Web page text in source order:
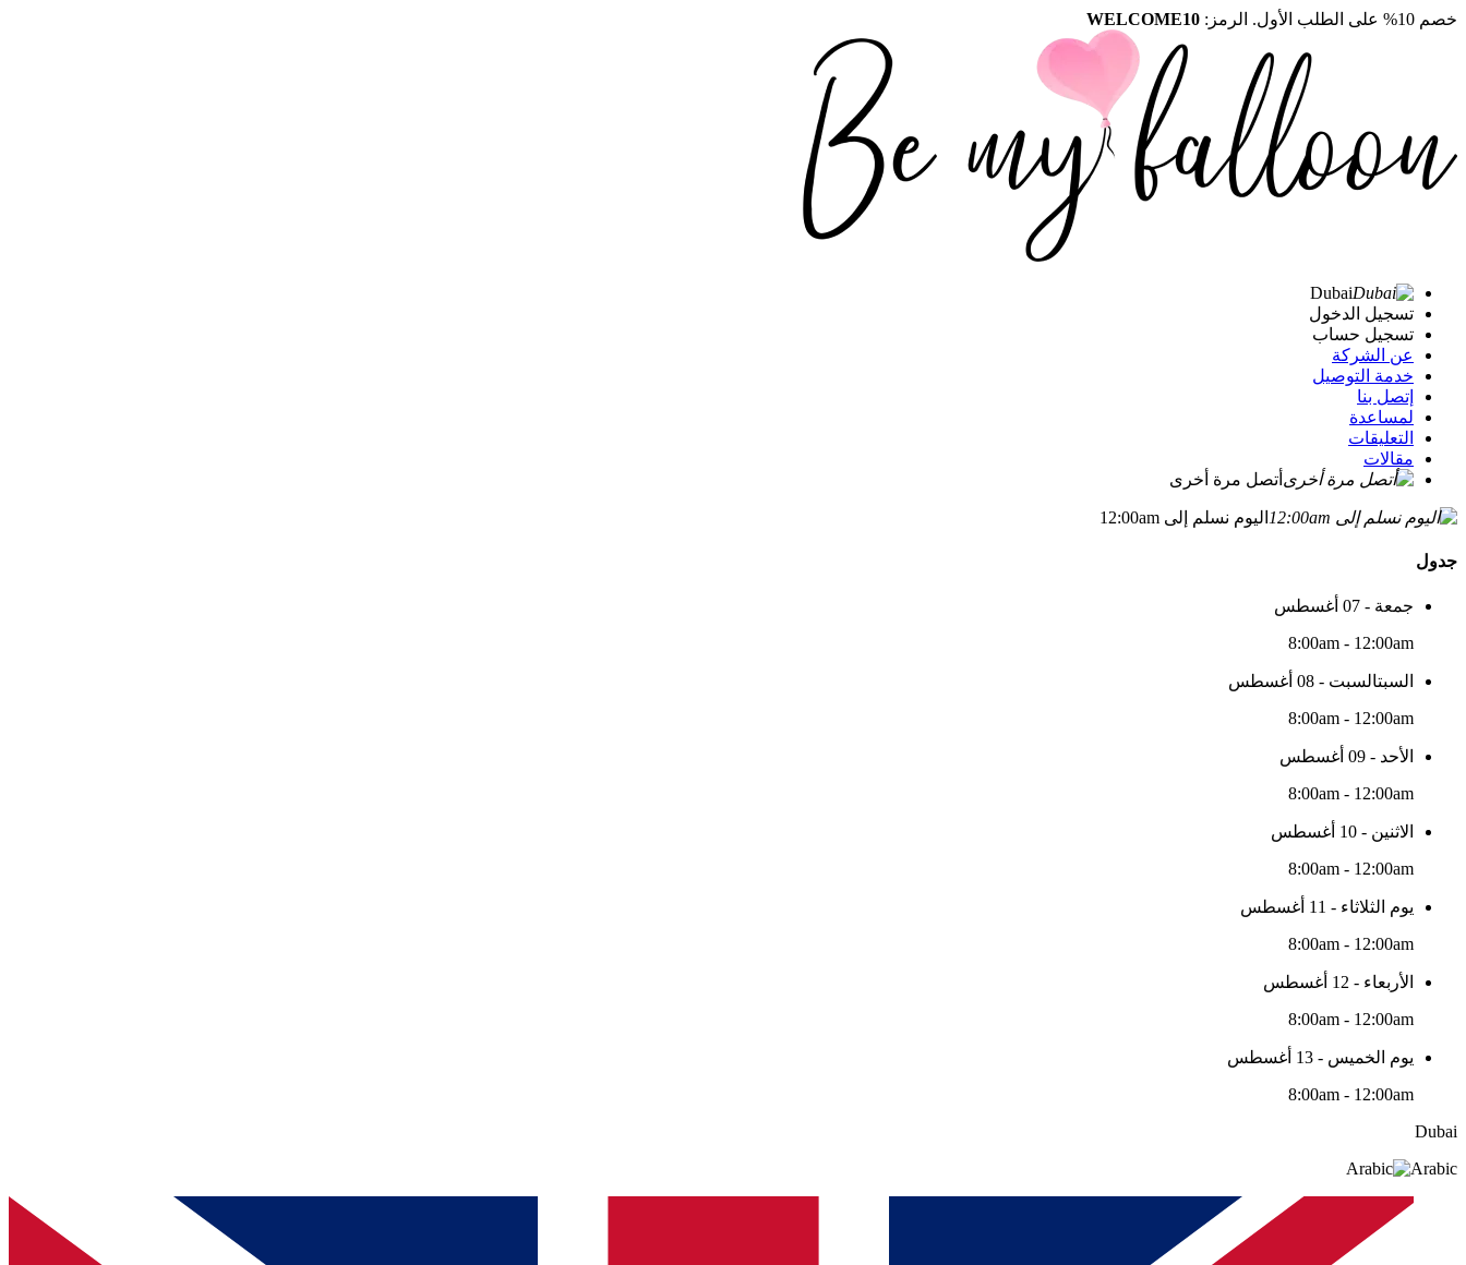
خصم 10% على الطلب الأول. الرمز: WELCOME10
Dubai
تسجيل الدخول
تسجيل حساب
عن الشركة
خدمة التوصيل
إتصل بنا
لمساعدة
التعليقات
مقالات
أتصل مرة أخرى
اليوم نسلم إلى 12:00am
جدول
جمعة - 07 أغسطس
8:00am - 12:00am
السبتالسبت - 08 أغسطس
8:00am - 12:00am
الأحد - 09 أغسطس
8:00am - 12:00am
الاثنين - 10 أغسطس
8:00am - 12:00am
يوم الثلاثاء - 11 أغسطس
8:00am - 12:00am
الأربعاء - 12 أغسطس
8:00am - 12:00am
يوم الخميس - 13 أغسطس
8:00am - 12:00am
Dubai
Arabic